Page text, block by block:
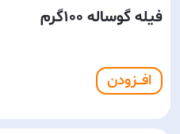
فیله گوساله 100گرم
افـــزودن